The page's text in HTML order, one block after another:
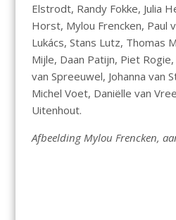
Elstrodt, Randy Fokke, Julia
Horst, Mylou Frencken, Paul
Lukács, Stans Lutz, Thomas
Mijle, Daan Patijn, Piet
van Spreeuwel, Johanna van
Michel Voet, Daniëlle van
Uitenhout.
Afbeelding Mylou Frencken,